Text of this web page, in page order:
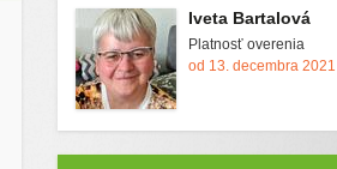
Iveta Bartalová
Platnosť overenia
od 13. decembra 2021